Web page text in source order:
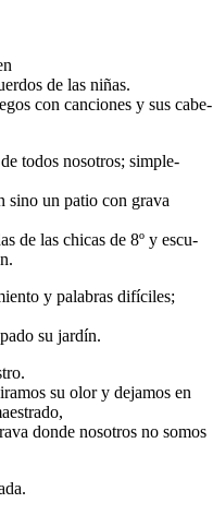
de las niñas.
con canciones y sus cabe-
todos nosotros; simple-
sino un patio con grava
de las chicas de 8º y escu-
y palabras difíciles;
su jardín.
su olor y dejamos en
donde nosotros no somos